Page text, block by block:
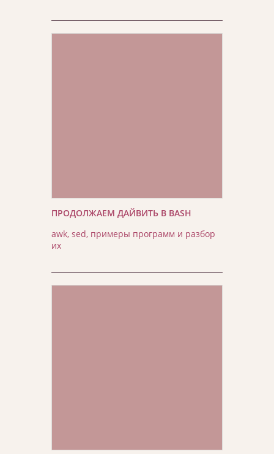
ПРОДОЛЖАЕМ ДАЙВИТЬ В BASH
awk, sed, примеры программ и разбор
их